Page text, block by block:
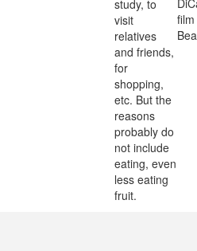
study, to
visit
relatives
and friends,
for
shopping,
etc. But the
reasons
probably do
not include
eating, even
less eating
fruit.
film